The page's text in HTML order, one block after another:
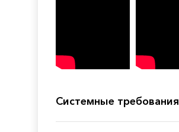
Системные требования